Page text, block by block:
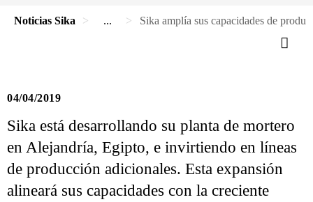
Noticias Sika ... Sika amplía sus capacidades de
04/04/2019
Sika está desarrollando su planta de mortero
en Alejandría, Egipto, e invirtiendo en líneas
de producción adicionales. Esta expansión
alineará sus capacidades con la creciente